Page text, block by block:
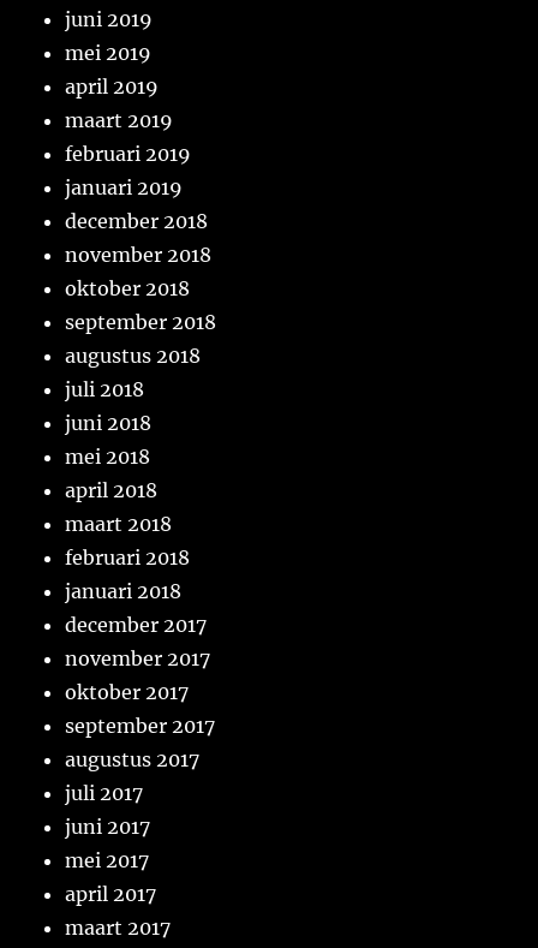
juni 2019
mei 2019
april 2019
maart 2019
februari 2019
januari 2019
december 2018
november 2018
oktober 2018
september 2018
augustus 2018
juli 2018
juni 2018
mei 2018
april 2018
maart 2018
februari 2018
januari 2018
december 2017
november 2017
oktober 2017
september 2017
augustus 2017
juli 2017
juni 2017
mei 2017
april 2017
maart 2017